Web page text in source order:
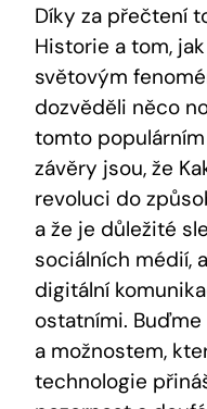
Díky za přečtení
Historie a tom,
světovým
dozvěděli něco
tomto
závěry jsou, že
revoluci​ do
a ⁤že je důležité
sociálních médií,
digitální
ostatními.
a možnostem,
technologie